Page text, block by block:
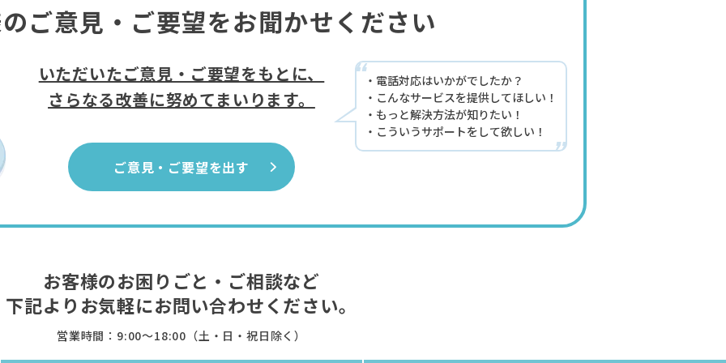
ご意見・ご要望をお聞かせください
“
”
電話対応はいかがでしたか？
こんなサービスを提供してほしい！
もっと解決方法が知りたい！
こういうサポートをして欲しい！
いただいたご意見・ご要望をもとに、
さらなる改善に努めてまいります。
ご意見・ご要望を出す
お客様のお困りごと・ご相談など
下記よりお気軽にお問い合わせください。
営業時間：9:00〜18:00（土・日・祝日除く）